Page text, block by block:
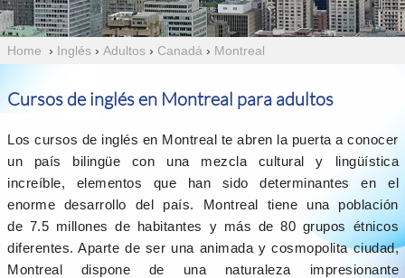
Home › Inglés › Adultos › Canadá › Montreal
Cursos de inglés en Montreal para adultos
Los cursos de inglés en Montreal te abren la puerta a conocer
un país bilingüe con una mezcla cultural y lingüística
increíble, elementos que han sido determinantes en el
enorme desarrollo del país. Montreal tiene una población
de 7.5 millones de habitantes y más de 80 grupos étnicos
diferentes. Aparte de ser una animada y cosmopolita ciudad,
Montreal dispone de una naturaleza impresionante